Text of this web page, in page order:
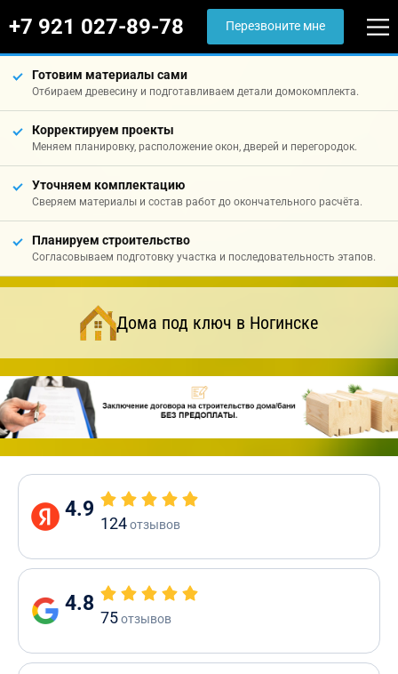
+7 921 027-89-78 Перезвоните мне
Готовим материалы сами
Отбираем древесину и подготавливаем детали домокомплекта.
Корректируем проекты
Меняем планировку, расположение окон, дверей и перегородок.
Уточняем комплектацию
Сверяем материалы и состав работ до окончательного расчёта.
Планируем строительство
Согласовываем подготовку участка и последовательность этапов.
Дома под ключ в Ногинске
4.9
124отзывов
4.8
75отзывов